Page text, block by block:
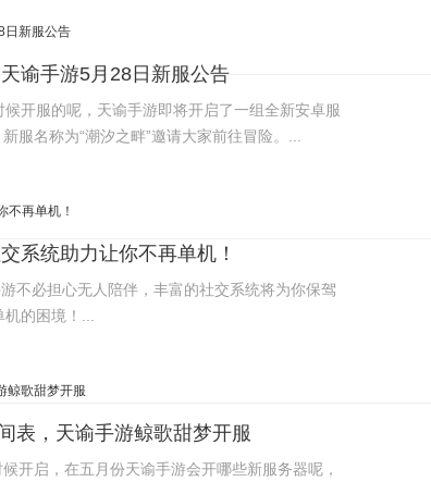
谕手游5月28日新服公告
开服的呢，天谕手游即将开启了一组全新安卓服
服名称为“潮汐之畔”邀请大家前往冒险。...
系统助力让你不再单机！
不必担心无人陪伴，丰富的社交系统将为你保驾
的困境！...
表，天谕手游鲸歌甜梦开服
开启，在五月份天谕手游会开哪些新服务器呢，